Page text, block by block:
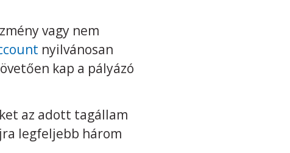
vagy nem
nyilvánosan
kap a pályázó
az adott tagállam
legfeljebb három